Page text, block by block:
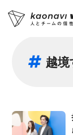
越